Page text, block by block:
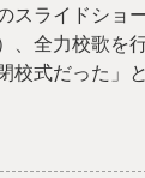
スライドショ
、全力校歌を
校式だった」
話になりまし